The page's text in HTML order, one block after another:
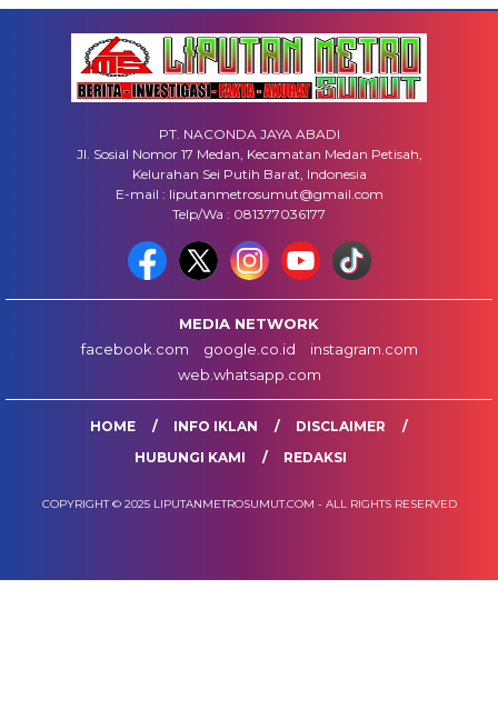
PT. NACONDA JAYA ABADI
Jl. Sosial Nomor 17 Medan, Kecamatan Medan Petisah,
Kelurahan Sei Putih Barat, Indonesia
E-mail : liputanmetrosumut@gmail.com
Telp/Wa : 081377036177
MEDIA NETWORK
facebook.com
google.co.id
instagram.com
web.whatsapp.com
HOME INFO IKLAN
DISCLAIMER
HUBUNGI KAMI
REDAKSI
COPYRIGHT © 2025 LIPUTANMETROSUMUT.COM - ALL RIGHTS RESERVED